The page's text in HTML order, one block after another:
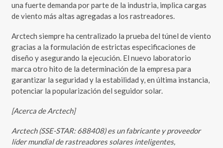
una fuerte demanda por parte de la industria, implica cargas
de viento más altas agregadas a los rastreadores.
Arctech siempre ha centralizado la prueba del túnel de viento
gracias a la formulación de estrictas especificaciones de
diseño y asegurando la ejecución. El nuevo laboratorio
marca otro hito de la determinación de la empresa para
garantizar la seguridad y la estabilidad y, en última instancia,
potenciar la popularización del seguidor solar.
[Acerca de Arctech]
Arctech (SSE-STAR: 688408) es un fabricante y proveedor
líder mundial de rastreadores solares inteligentes,